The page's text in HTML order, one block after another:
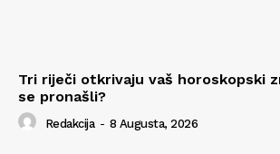
Tri riječi otkrivaju vaš horoskopski
se pronašli?
Redakcija - 8 Augusta, 2026